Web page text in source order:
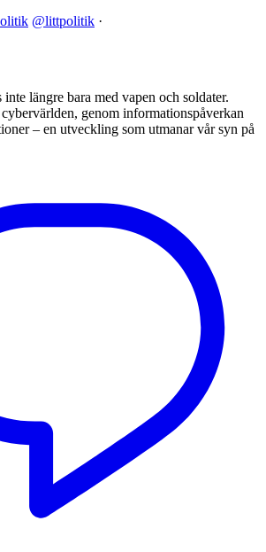
@littpolitik ·
längre bara med vapen och soldater.
genom informationspåverkan
– en utveckling som utmanar vår syn på